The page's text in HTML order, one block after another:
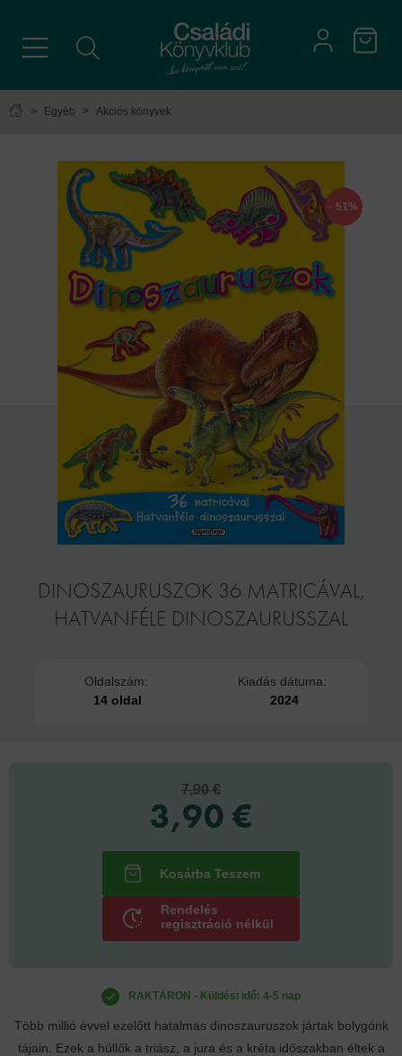
> Egyéb > Akciós könyvek
- 51%
DINOSZAURUSZOK 36 MATRICÁVAL,
HATVANFÉLE DINOSZAURUSSZAL
Oldalszám:
14 oldal
Kiadás dátuma:
2024
Több millió évvel ezelőtt hatalmas dinoszauruszok jártak bolygónk
tájain. Ezek a hüllők a triász, a jura és a kréta időszakban éltek a
RAKTÁRON - Küldési idő: 4-5 nap
7,90 €
3,90 €
Rendelés
regisztráció nélkül